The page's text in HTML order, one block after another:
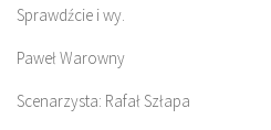
Sprawdźcie i wy.
Paweł Warowny
Scenarzysta: Rafał Szłapa